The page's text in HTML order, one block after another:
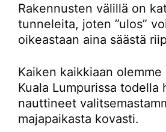
Rakennusten välillä on
tunneleita, joten ”ulos”
oikeastaan aina säästä
Kaiken kaikkiaan
Kuala Lumpurissa todella
nauttineet
majapaikasta kovasti.